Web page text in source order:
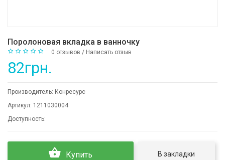
Поролоновая вкладка в ванночку
0 отзывов / Написать отзыв
82грн.
Производитель: Конресурс
Артикул: 1211030004
Доступность:
Купить В закладки